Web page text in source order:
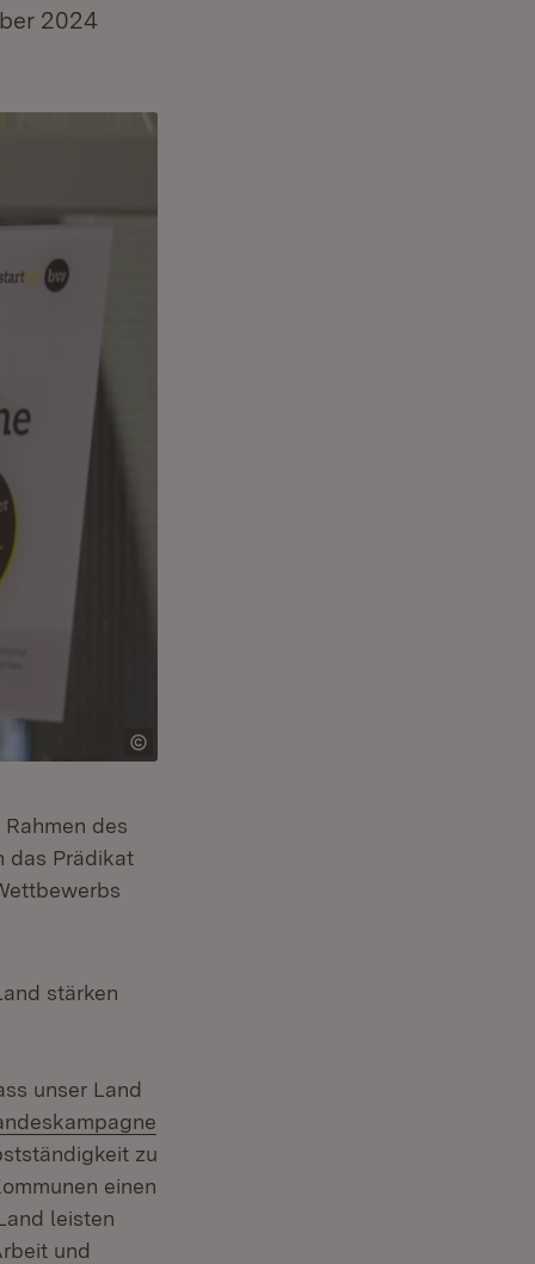
2024
des
das Prädikat
in neuem Fenster)
stärken
unser Land
zu
einen
leisten
und